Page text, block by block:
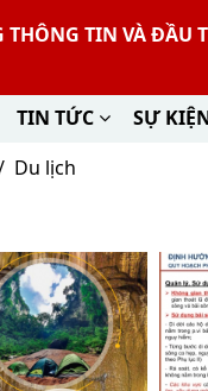
THÔNG TIN VÀ ĐẦU
TIN TỨC SỰ
Du lịch